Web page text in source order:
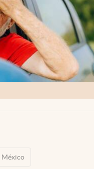
México